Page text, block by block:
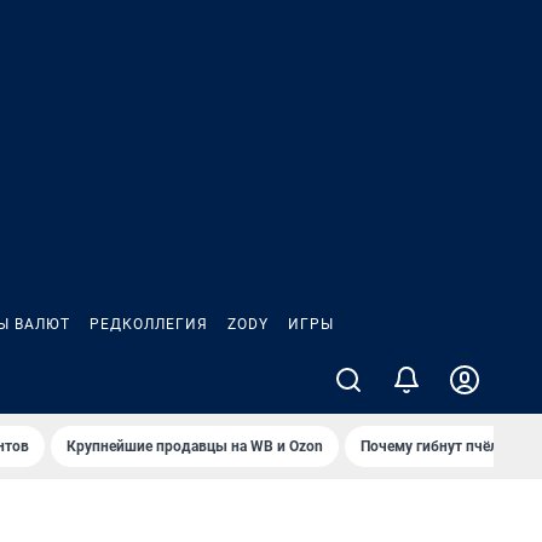
ВАЛЮТ РЕДКОЛЛЕГИЯ ZODY ИГРЫ
Крупнейшие продавцы на WB и Ozon Почему гибнут пчёлы?